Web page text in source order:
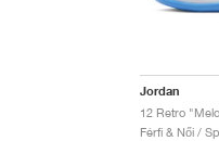
Jordan
12 Retro
Férfi & Női /